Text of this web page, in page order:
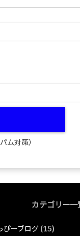
ム対策）
カテゴリー一
ぴーブログ (15)